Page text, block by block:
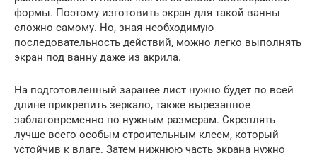
формы. Поэтому изготовить экран для такой ванны
сложно самому. Но, зная необходимую
последовательность действий, можно легко выполнять
экран под ванну даже из акрила.
На подготовленный заранее лист нужно будет по всей
длине прикрепить зеркало, также вырезанное
заблаговременно по нужным размерам. Скреплять
лучше всего особым строительным клеем, который
устойчив к влаге. Затем нижнюю часть экрана нужно